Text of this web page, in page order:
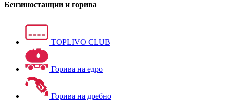
Бензиностанции и горива
TOPLIVO CLUB
Горива на едро
Горива на дребно